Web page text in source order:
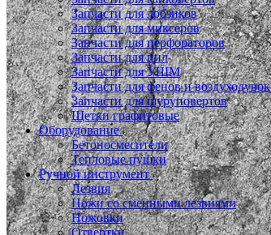
Запчасти для лобзиков
Запчасти для миксеров
Запчасти для перфораторов
Запчасти для пил
Запчасти для УШМ
Запчасти для фенов и воздуходувок
Запчасти для шуруповертов
Щетки графитовые
Оборудование
Бетоносмесители
Тепловые пушки
Ручной инструмент
Лезвия
Ножи со сменными лезвиями
Ножовки
Отвертки